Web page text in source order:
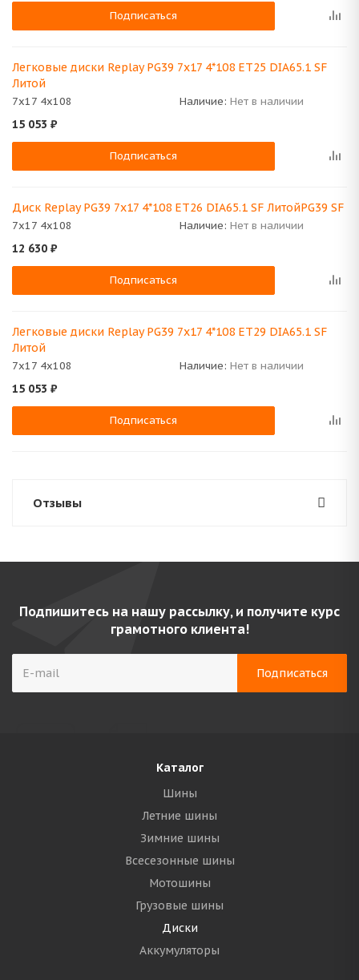
Подписаться
Легковые диски Replay PG39 7x17 4*108 ET25 DIA65.1 SF
Литой
7x17 4x108 Наличие: Нет в наличии
15 053 ₽
Подписаться
Диск Replay PG39 7x17 4*108 ET26 DIA65.1 SF ЛитойPG39 SF
7x17 4x108 Наличие: Нет в наличии
12 630 ₽
Подписаться
Легковые диски Replay PG39 7x17 4*108 ET29 DIA65.1 SF
Литой
7x17 4x108 Наличие: Нет в наличии
15 053 ₽
Подписаться
Отзывы
Подпишитесь на нашу рассылку, и получите курс
грамотного клиента!
Каталог
Шины
Летние шины
Зимние шины
Всесезонные шины
Мотошины
Грузовые шины
Диски
Аккумуляторы